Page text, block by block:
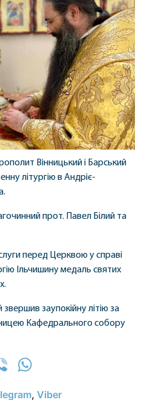
Вінницький і Барський
літургію в Андріє-
прот. Павел Білий та
перед Церквою у справі
Ільчишину медаль святих
заупокійну літію за
Кафедрального собору
Viber
, Viber